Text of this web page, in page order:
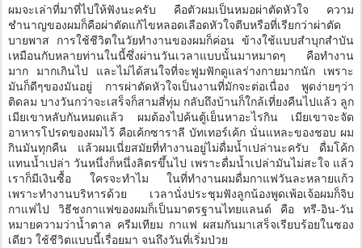
ผมจะเล่าที่มาที่ไปให้ฟังนะครับ คือตัวผมเป็นหมอผ่าตัดหัวใจ ความ
ชำนาญของผมก็คือผ่าตัดแก้ไขหลอดเลือดหัวใจตีบหรือที่เรียกว่าผ่าตัด
บายพาส การใช้ชีวิตในวัยทำงานของผมก็ค่อน ข้างใช้แบบสำบุกสำบัน
เหมือนกับหลายท่านในนี้ซึ่งผ่านวันเวลาแบบนั้นมาหมาดๆ คือทำงาน
มาก มากเกินไป และไม่ได้สนใจที่จะฟูมฟักดูแลร่างกายมากนัก เพราะ
มันก็ดีๆของมันอยู่ การผ่าตัดหัวใจเป็นงานที่มักจะต่อเนื่อง พูดง่ายๆว่า
ติดลม บางวันกว่าจะเสร็จก็สามสี่ทุ่ม กลับถึงบ้านก็ใกล้เที่ยงคืนไปแล้ว ลูก
เมียเขาหลับกันหมดแล้ว ผมต้องไปค้นตู้เย็นหาอะไรกิน เมียเขาจะจัด
อาหารโปรดของผมไว้ คือเค้กซาราลี บัทเทอร์เค้ก นั่นแหละของชอบ ผม
กินมันทุกคืน แล้วผมเนี่ยสมัยที่ทำงานอยู่ไม่ดื่มน้ำเปล่านะครับ ดื่มโค้ก
แทนน้ำเปล่า วันหนึ่งก็หนึ่งลิตรขึ้นไป เพราะดื่มน้ำเปล่ามันไม่สะใจ แล้ว
เราก็มีเงินซื้อ ใครจะทำไม ในที่ทำงานผมดื่มกาแฟวันละหลายแก้ว
เพราะทำงานบริหารด้วย เวลานั่งประชุมฟังลูกน้องพูดเพ้อเจ้อผมก็จิบ
กาแฟไป วิธีชงกาแฟของผมก็เป็นมาตรฐานไทยแลนด์ คือ ทรี-อิน-วัน
หมายความว่าน้ำตาล ครีมเทียม กาแฟ ผสมกันมาเสร็จเรียบร้อยในซอง
เดียว ใช้ชีวิตแบบนี้เรื่อยมา จนถึงวันที่เริ่มป่วย